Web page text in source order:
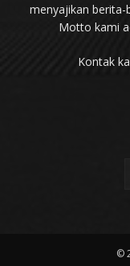
menyajikan
Motto kami
Kontak
©